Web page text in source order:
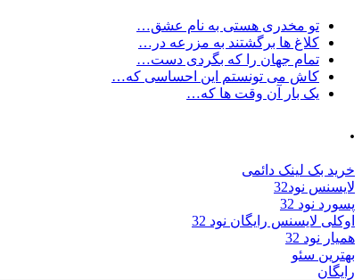
تو مخدری هستی به نام عشق…
کلاغ ها برگشتند به مزرعه در…
تمام جهان را که بگردی دست…
کاش می تونستم این احساسی که…
یک بار آن وقت ها که…
.
خرید بک لینک دائمی
لایسنس نود32
پسورد نود 32
اوکلی لایسنس رایگان نود 32
همیار نود 32
بهترین سئو
رایگان